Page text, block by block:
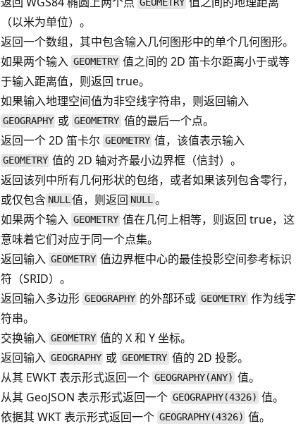
GEOMETRY
（以米为单位）。
返回一个数组，其中包含输入几何图形中的单个几何图形。
如果两个输入 GEOMETRY 值之间的 2D 笛卡尔距离小于或等
于输入距离值，则返回 true。
如果输入地理空间值为非空线字符串，则返回输入
GEOGRAPHY 或 GEOMETRY 值的最后一个点。
返回一个 2D 笛卡尔 GEOMETRY 值，该值表示输入
GEOMETRY 值的 2D 轴对齐最小边界框（信封）。
返回该列中所有几何形状的包络，或者如果该列包含零行，
或仅包含 NULL值，则返回 NULL。
如果两个输入 GEOMETRY 值在几何上相等，则返回 true，这
意味着它们对应于同一个点集。
返回输入 GEOMETRY 值边界框中心的最佳投影空间参考标识
符（SRID）。
返回输入多边形 GEOGRAPHY 的外部环或 GEOMETRY 作为线字
符串。
交换输入 GEOMETRY 值的 X 和 Y 坐标。
返回输入 GEOGRAPHY 或 GEOMETRY 值的 2D 投影。
从其 EWKT 表示形式返回一个 GEOGRAPHY(ANY) 值。
从其 GeoJSON 表示形式返回一个 GEOGRAPHY(4326) 值。
依据其 WKT 表示形式返回一个 GEOGRAPHY(4326) 值。